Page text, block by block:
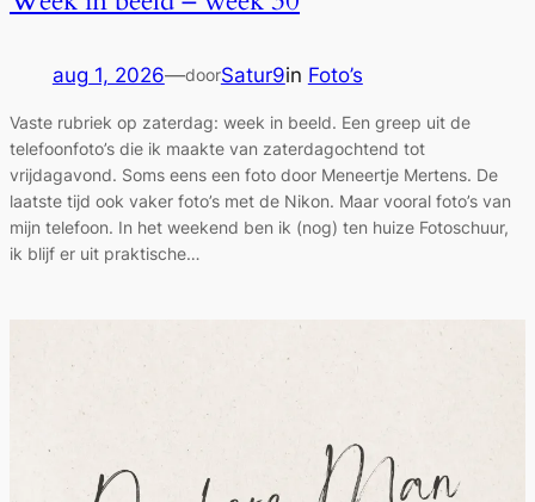
aug 1, 2026—doorSatur9in Foto’s
Vaste rubriek op zaterdag: week in beeld. Een greep uit de
telefoonfoto’s die ik maakte van zaterdagochtend tot
vrijdagavond. Soms eens een foto door Meneertje Mertens. De
laatste tijd ook vaker foto’s met de Nikon. Maar vooral foto’s van
mijn telefoon. In het weekend ben ik (nog) ten huize Fotoschuur,
ik blijf er uit praktische…